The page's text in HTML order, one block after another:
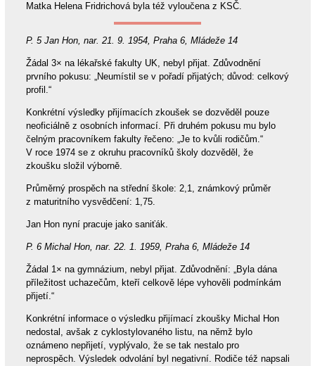
Matka Helena Fridrichová byla též vyloučena z KSČ.
P. 5 Jan Hon, nar. 21. 9. 1954, Praha 6, Mládeže 14
Žádal 3× na lékařské fakulty UK, nebyl přijat. Zdůvodnění
prvního pokusu: „Neumístil se v pořadí přijatých; důvod: celkový
profil.“
Konkrétní výsledky přijímacích zkoušek se dozvěděl pouze
neoficiálně z osobních informací. Při druhém pokusu mu bylo
čelným pracovníkem fakulty řečeno: „Je to kvůli rodičům.“
V roce 1974 se z okruhu pracovníků školy dozvěděl, že
zkoušku složil výborně.
Průměrný prospěch na střední škole: 2,1, známkový průměr
z maturitního vysvědčení: 1,75.
Jan Hon nyní pracuje jako saniťák.
P. 6 Michal Hon, nar. 22. 1. 1959, Praha 6, Mládeže 14
Žádal 1× na gymnázium, nebyl přijat. Zdůvodnění: „Byla dána
příležitost uchazečům, kteří celkově lépe vyhověli podmínkám
přijetí.“
Konkrétní informace o výsledku přijímací zkoušky Michal Hon
nedostal, avšak z cyklostylovaného listu, na němž bylo
oznámeno nepřijetí, vyplývalo, že se tak nestalo pro
neprospěch. Výsledek odvolání byl negativní. Rodiče též napsali